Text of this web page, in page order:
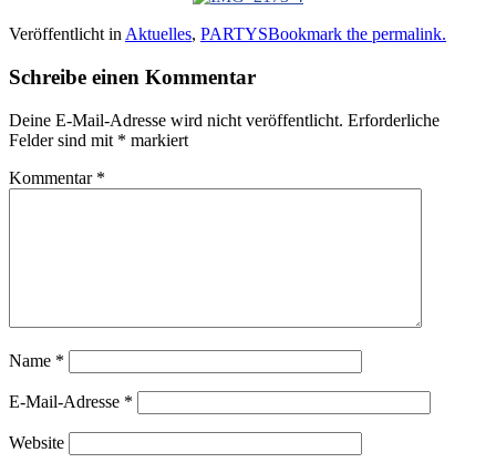
Veröffentlicht in Aktuelles, PARTYSBookmark the permalink.
Schreibe einen Kommentar
Deine E-Mail-Adresse wird nicht veröffentlicht. Erforderliche
Felder sind mit * markiert
Kommentar *
Name *
E-Mail-Adresse *
Website